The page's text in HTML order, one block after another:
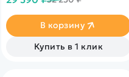
небольшой бордюр. Если
ребёнок пока сам не может
управлять машинкой, то на
помощь придёт пульт
В корзину
Купить в 1 клик